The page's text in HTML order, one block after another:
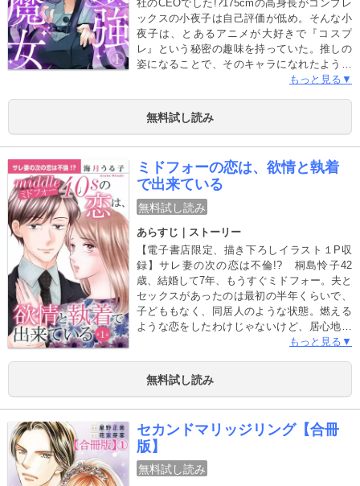
社のCEOでした!?175cmの高身長がコンプレ
ックスの小夜子は自己評価が低め。そんな小
夜子は、とあるアニメが大好きで『コスプ
レ』という秘密の趣味を持っていた。推しの
姿になることで、そのキャラになれたような
気がして自信をもらう日々。そんなある日コ
髪で高身長、美しく整った顔の外国人の男性
に「あなたは誰よりも美しいです」と言わ
かし、この男性は小夜子が働く会社のCEOだ
った！この日からコスプレ姿で彼に会う日が
増えて――…本当の姿を隠したままの小夜子
の恋は……
もっと見る▼
無料試し読み
ミドフォーの恋は、欲情と執着
で出来ている
無料試し読み
あらすじ｜ストーリー
【電子書店限定、描き下ろしイラスト１P収
録】サレ妻の次の恋は不倫!? 桐島怜子42
歳、結婚して7年、もうすぐミドフォー。夫と
セックスがあったのは最初の半年くらいで、
子どももなく、同居人のような状態。燃える
ような恋をしたわけじゃないけど、居心地が
良くて、仲のいい親友のような関係に満足し
をされる。「本気で好きな人との間に子ども
ができた。別れてほしい。」とのことだっ
なかつくれず、寂しい毎日を過ごしていた。
婚活を始めてみるもうまくいかず、もう恋を
することなんかないと思っていた時に出会っ
たのは、イケメンのアートディレクター・桜
もっと見る▼
無料試し読み
セカンドマリッジリング【合冊
版】
無料試し読み